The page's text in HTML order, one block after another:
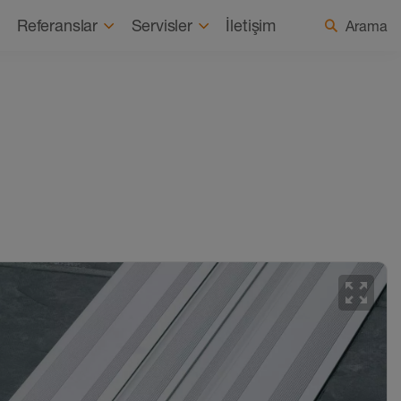
Hakkımızda Haberler Ülke / Dil seçin
Referanslar Servisler İletişim Arama
zoom_out_map